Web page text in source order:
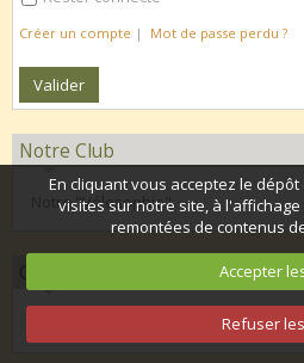
Créer un compte | Mot de passe perdu ?
Notre Club
Notre "Vélosophie"
Organisation 2026
En cliquant vous acceptez le
visites sur notre site, à
remontées de contenus
Accepter
Refuser